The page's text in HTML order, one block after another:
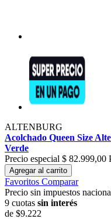
ALTENBURG
Acolchado Queen Size
Verde
Precio especial $ 82.999,00
Agregar al carrito
Favoritos Comparar
Precio sin impuestos
9 cuotas sin interés
de $9.222